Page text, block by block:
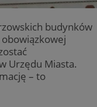
budynków
obowiązkowej
Urzędu Miasta.
– to